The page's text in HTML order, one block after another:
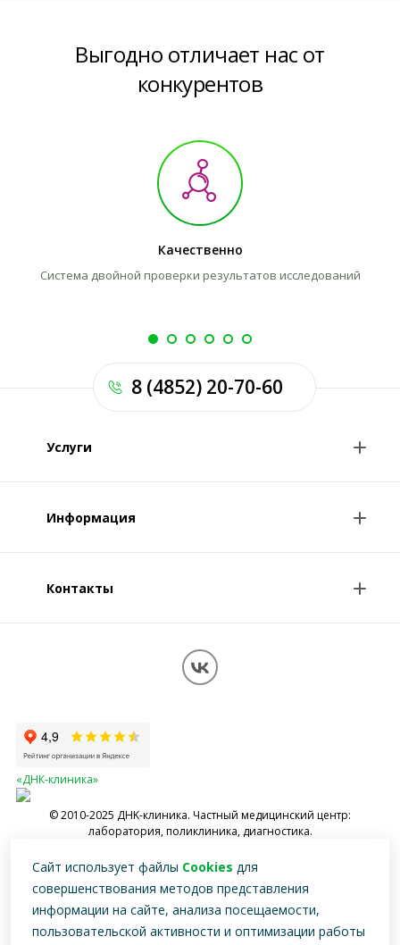
Выгодно отличает нас от
конкурентов
Качественно
Система двойной проверки результатов исследований
Услуги
Консультации врачей
Информация
О клинике
Обработка персональных данных
Контакты
«ДНК-клиника»
© 2010-2025 ДНK-клиника. Частный медицинский центр:
лаборатория, поликлиника, диагностика.
специалистом
8 (4852) 20-70-60
Сайт использует файлы Cookies для
совершенствования методов представления
информации на сайте, анализа посещаемости,
пользовательской активности и оптимизации работы